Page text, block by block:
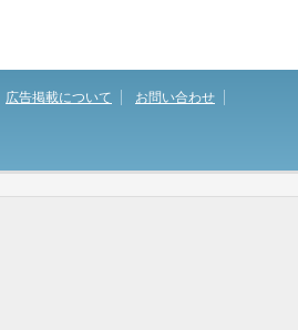
広告掲載について お問い合わせ